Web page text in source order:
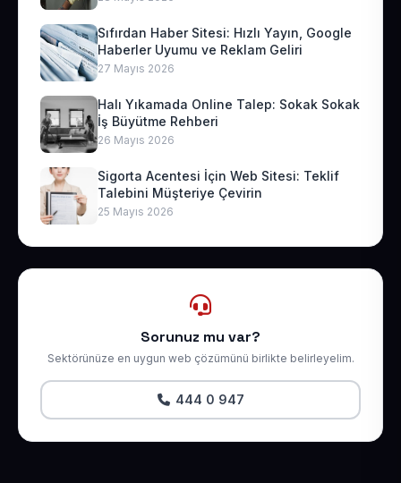
Sıfırdan Haber Sitesi: Hızlı Yayın, Google
Haberler Uyumu ve Reklam Geliri
27 Mayıs 2026
Halı Yıkamada Online Talep: Sokak Sokak
İş Büyütme Rehberi
26 Mayıs 2026
Sigorta Acentesi İçin Web Sitesi: Teklif
Talebini Müşteriye Çevirin
25 Mayıs 2026
Sorunuz mu var?
Sektörünüze en uygun web çözümünü birlikte belirleyelim.
444 0 947